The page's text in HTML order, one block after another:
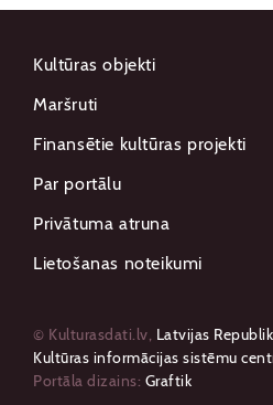
Kultūras objekti
Maršruti
Finansētie kultūras projekti
Par portālu
Privātuma atruna
Lietošanas noteikumi
© Kulturasdati.lv, Latvijas
Kultūras informācijas sistēmu
Portāla dizains: Graftik